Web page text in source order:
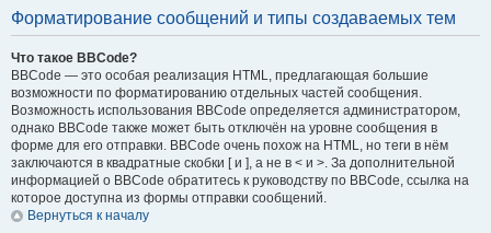
Форматирование сообщений и типы создаваемых тем
Что такое BBCode?
BBCode — это особая реализация HTML, предлагающая большие
возможности по форматированию отдельных частей сообщения.
Возможность использования BBCode определяется администратором,
однако BBCode также может быть отключён на уровне сообщения в
форме для его отправки. BBCode очень похож на HTML, но теги в нём
заключаются в квадратные скобки [ и ], а не в < и >. За дополнительной
информацией о BBCode обратитесь к руководству по BBCode, ссылка на
которое доступна из формы отправки сообщений.
Вернуться к началу